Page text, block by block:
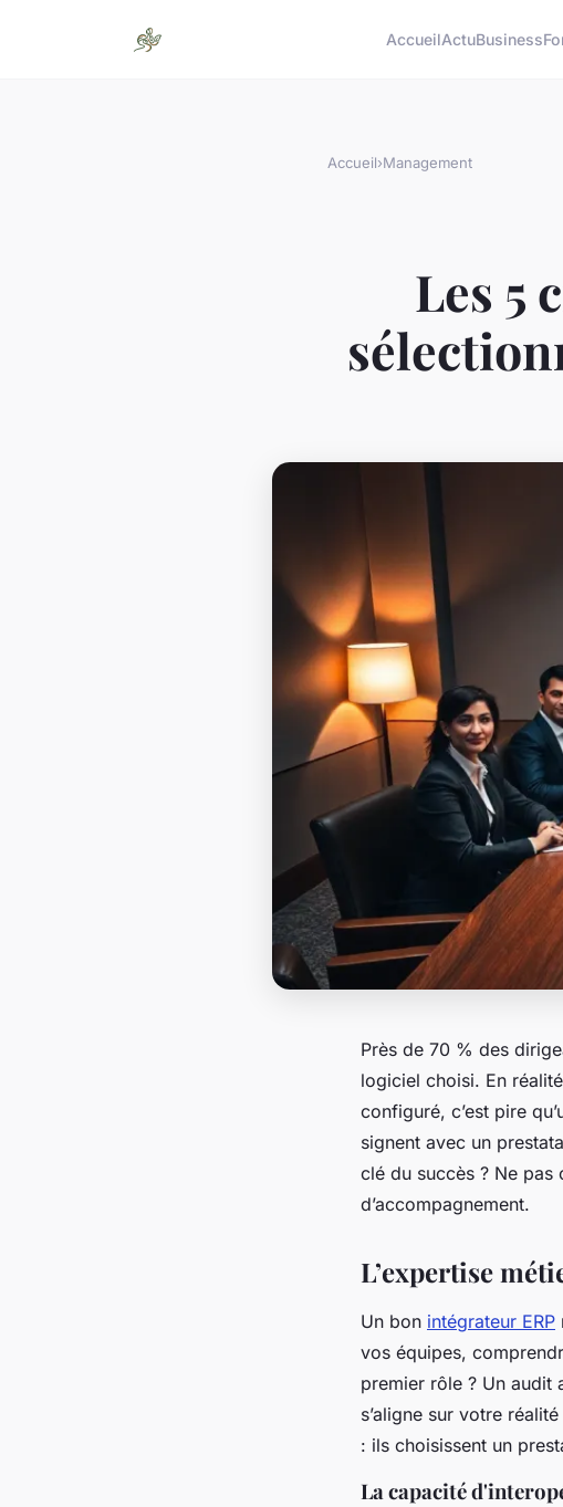
AccueilActuBusiness
Accueil›Management
Les 5
Près de 70 % des
logiciel choisi. En
configuré, c’est pire
signent avec un
clé du succès ? Ne
d’accompagnement.
L’expertise
Un bon intégrateur ERP
vos équipes,
premier rôle ? Un audit
s’aligne sur votre
: ils choisissent un
La capacité